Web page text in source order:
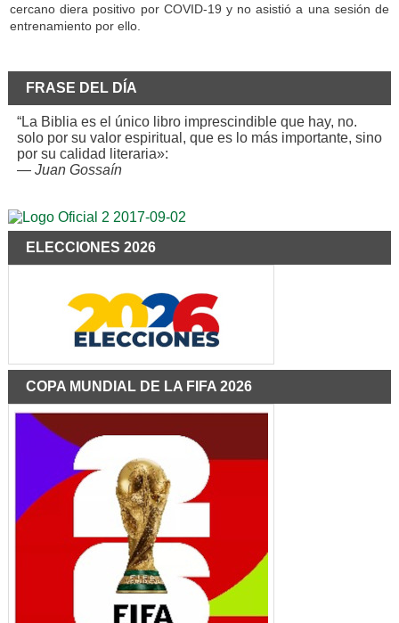
cercano diera positivo por COVID-19 y no asistió a una sesión de
entrenamiento por ello.
FRASE DEL DÍA
“La Biblia es el único libro imprescindible que hay, no.
solo por su valor espiritual, que es lo más importante, sino
por su calidad literaria»:
— Juan Gossaín
ELECCIONES 2026
COPA MUNDIAL DE LA FIFA 2026